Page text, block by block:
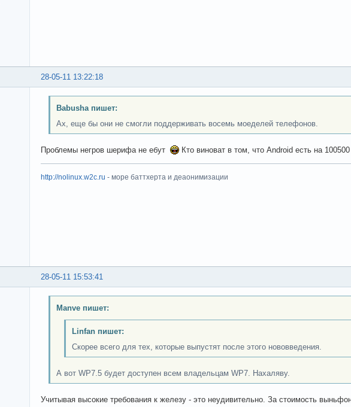
28-05-11 13:22:18
Babusha пишет:
Ах, еще бы они не смогли поддерживать восемь моеделей телефонов.
Проблемы негров шерифа не ебут Кто виноват в том, что Android есть на
http://nolinux.w2c.ru - море баттхерта и деаонимизации
28-05-11 15:53:41
Manve пишет:
Linfan пишет:
Скорее всего для тех, которые выпустят после этого нововведения.
А вот WP7.5 будет доступен всем владельцам WP7. Нахаляву.
Учитывая высокие требования к железу - это неудивительно. За стоимость